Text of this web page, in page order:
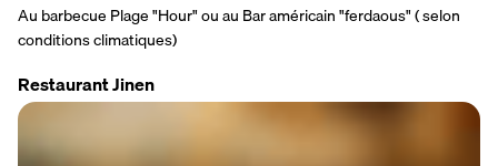
Au barbecue Plage "Hour" ou au Bar américain "ferdaous" ( selon
conditions climatiques)
Restaurant Jinen